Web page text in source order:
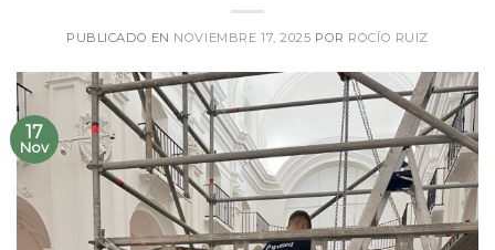
PUBLICADO EN NOVIEMBRE 17, 2025 POR ROCÍO RUIZ
17
Nov